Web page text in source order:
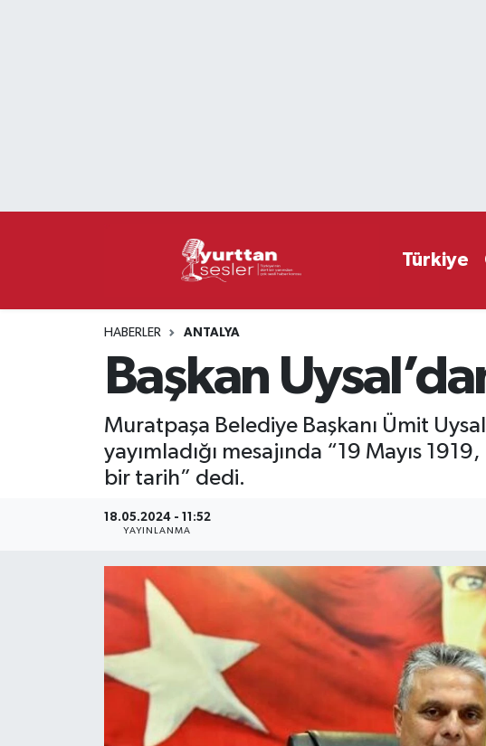
Türkiye
HABERLER ANTALYA
Başkan
Muratpaşa Belediye Başkanı Ümit
yayımladığı mesajında “19 Mayıs
bir tarih” dedi.
18.05.2024 - 11:52
YAYINLANMA
Süper Lig Puan Durumu ve Fikstür
Haber Arşivi